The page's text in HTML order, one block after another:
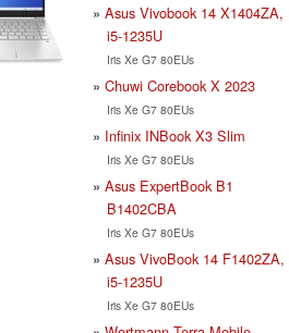
Asus Vivobook 14 X1404ZA,
i5-1235U
Iris Xe G7 80EUs
Chuwi Corebook X 2023
Iris Xe G7 80EUs
Infinix INBook X3 Slim
Iris Xe G7 80EUs
Asus ExpertBook B1
B1402CBA
Iris Xe G7 80EUs
Asus VivoBook 14 F1402ZA,
i5-1235U
Iris Xe G7 80EUs